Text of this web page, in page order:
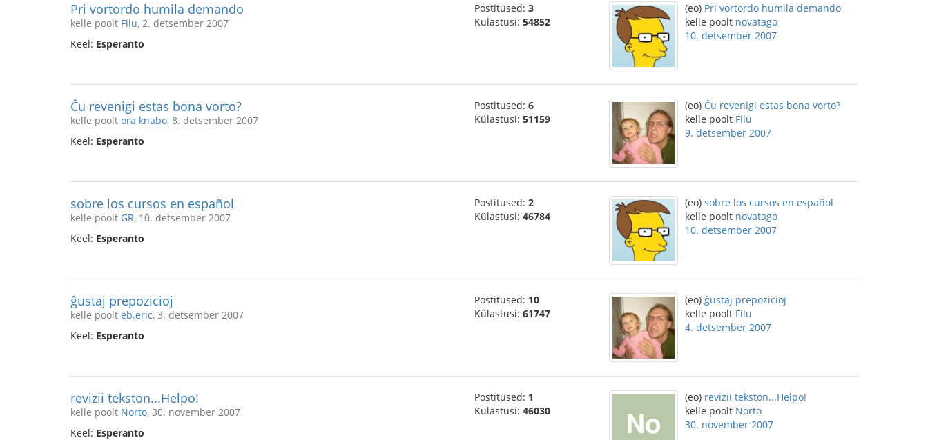
Pri vortordo humila demando
kelle poolt Filu, 2. detsember 2007
Keel: Esperanto
Postitused: 3
Külastusi: 54852
(eo) Pri vortordo humila demando
kelle poolt novatago
10. detsember 2007
Ĉu revenigi estas bona vorto?
kelle poolt ora knabo, 8. detsember 2007
Keel: Esperanto
Postitused: 6
Külastusi: 51159
(eo) Ĉu revenigi estas bona vorto?
kelle poolt Filu
9. detsember 2007
sobre los cursos en español
kelle poolt GR, 10. detsember 2007
Keel: Esperanto
Postitused: 2
Külastusi: 46784
(eo) sobre los cursos en español
kelle poolt novatago
10. detsember 2007
ĝustaj prepozicioj
kelle poolt eb.eric, 3. detsember 2007
Keel: Esperanto
Postitused: 10
Külastusi: 61747
(eo) ĝustaj prepozicioj
kelle poolt Filu
4. detsember 2007
revizii tekston...Helpo!
kelle poolt Norto, 30. november 2007
Keel: Esperanto
Postitused: 1
Külastusi: 46030
(eo) revizii tekston...Helpo!
kelle poolt Norto
30. november 2007